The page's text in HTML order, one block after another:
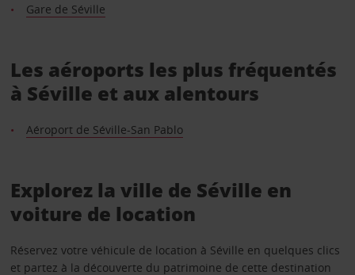
Gare de Séville
Les aéroports les plus fréquentés
à Séville et aux alentours
Aéroport de Séville-San Pablo
Explorez la ville de Séville en
voiture de location
Réservez votre véhicule de location à Séville en quelques clics
et partez à la découverte du patrimoine de cette destination